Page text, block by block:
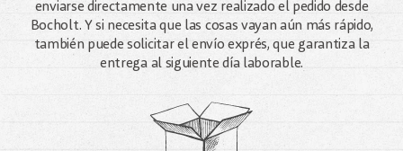
enviarse directamente una vez realizado el pedido desde
Bocholt. Y si necesita que las cosas vayan aún más rápido,
también puede solicitar el envío exprés, que garantiza la
entrega al siguiente día laborable.